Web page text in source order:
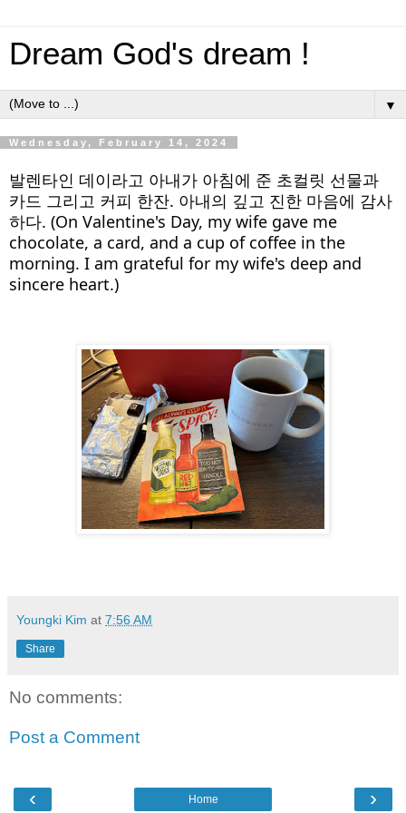
Dream God's dream !
▼
Wednesday, February 14, 2024
발렌타인 데이라고 아내가 아침에 준 초컬릿 선물과
카드 그리고 커피 한잔. 아내의 깊고 진한 마음에 감사
하다. (On Valentine's Day, my wife gave me
chocolate, a card, and a cup of coffee in the
morning. I am grateful for my wife's deep and
sincere heart.)
Youngki Kim at 7:56 AM
Share
No comments:
Post a Comment
‹ ›
Home